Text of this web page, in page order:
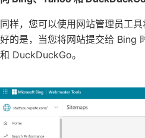
同样，您可以使用网站管理员工
好的是，当您将网站提交给 Bing
和 DuckDuckGo。